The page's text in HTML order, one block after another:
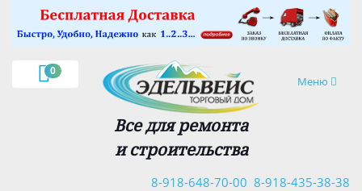
0
Навигация
Меню
Все для ремонта
и строительства
8-918-435-38-38
8-918-648-70-00
×